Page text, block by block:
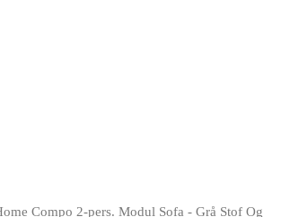
Compo 2-pers. Modul Sofa - Grå Stof Og